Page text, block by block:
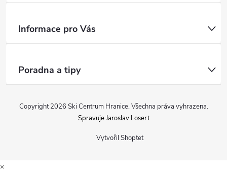
Informace pro Vás
Poradna a tipy
Vytvořil Shoptet
Copyright 2026 Ski Centrum Hranice. Všechna práva vyhrazena.
Spravuje Jaroslav Losert
×